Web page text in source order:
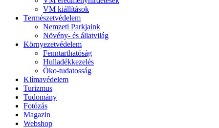
VM kiállítások
Természetvédelem
Nemzeti Parkjaink
Növény- és állatvilág
Környezetvédelem
Fenntarthatóság
Hulladékkezelés
Öko-tudatosság
Klímavédelem
Turizmus
Tudomány
Fotózás
Magazin
Webshop